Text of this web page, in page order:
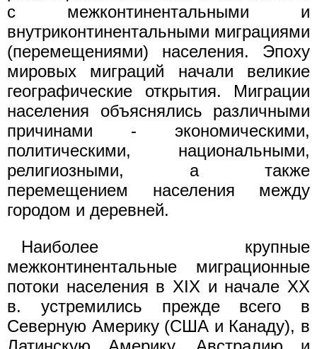
с межконтинентальными и
внутриконтинентальными миграциями
(перемещениями) населения. Эпоху
мировых миграций начали великие
географические открытия. Миграции
населения объяснялись различными
причинами - экономическими,
политическими, национальными,
религиозными, а также
перемещением населения между
городом и деревней.
Наиболее крупные
межконтинентальные миграционные
потоки населения в XIX и начале XX
в. устремились прежде всего в
Северную Америку (США и Канаду), в